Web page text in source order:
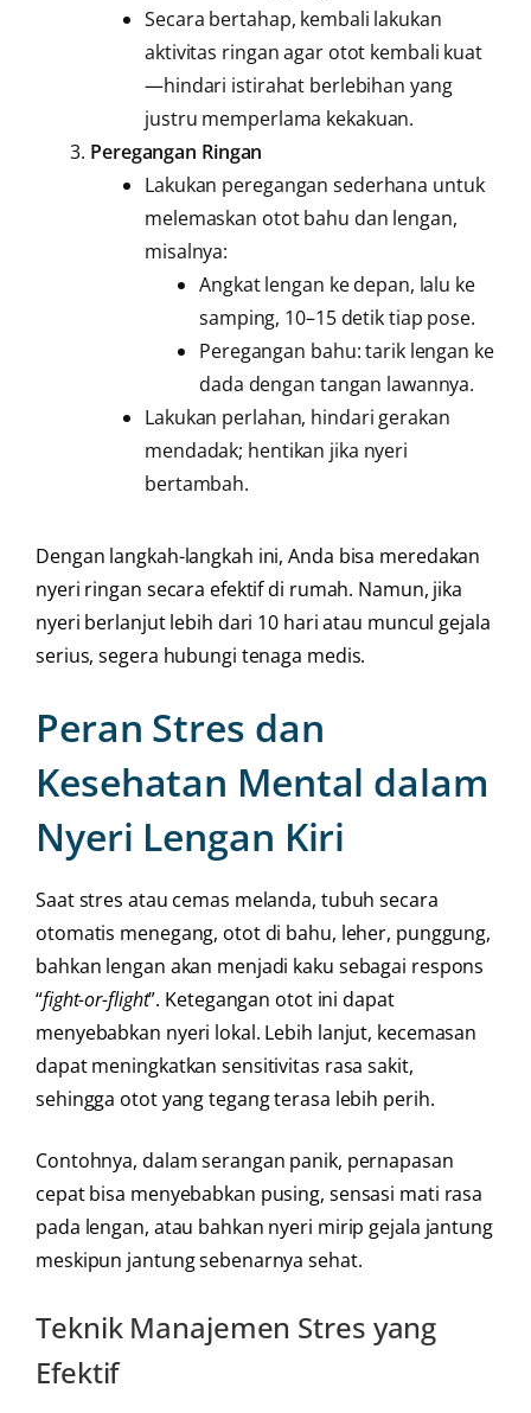
Secara bertahap, kembali lakukan
aktivitas ringan agar otot kembali kuat
—hindari istirahat berlebihan yang
justru memperlama kekakuan.
Peregangan Ringan
Lakukan peregangan sederhana untuk
melemaskan otot bahu dan lengan,
misalnya:
Angkat lengan ke depan, lalu ke
samping, 10–15 detik tiap pose.
Peregangan bahu: tarik lengan ke
dada dengan tangan lawannya.
Lakukan perlahan, hindari gerakan
mendadak; hentikan jika nyeri
bertambah.
Dengan langkah-langkah ini, Anda bisa meredakan
nyeri ringan secara efektif di rumah. Namun, jika
nyeri berlanjut lebih dari 10 hari atau muncul gejala
serius, segera hubungi tenaga medis.
Peran Stres dan
Kesehatan Mental dalam
Nyeri Lengan Kiri
Saat stres atau cemas melanda, tubuh secara
otomatis menegang, otot di bahu, leher, punggung,
bahkan lengan akan menjadi kaku sebagai respons
“fight-or-flight”. Ketegangan otot ini dapat
menyebabkan nyeri lokal. Lebih lanjut, kecemasan
dapat meningkatkan sensitivitas rasa sakit,
sehingga otot yang tegang terasa lebih perih.
Contohnya, dalam serangan panik, pernapasan
cepat bisa menyebabkan pusing, sensasi mati rasa
pada lengan, atau bahkan nyeri mirip gejala jantung
meskipun jantung sebenarnya sehat.
Teknik Manajemen Stres yang
Efektif